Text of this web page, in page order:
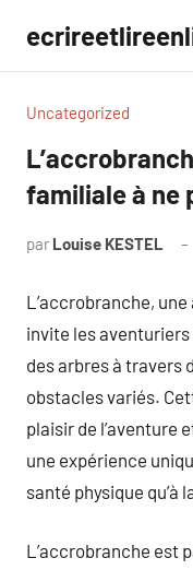
contenu
Uncategorized
familiale à ne
par Louise KESTEL
L’accrobranche,
invite les
des arbres à travers
obstacles variés.
plaisir de l’aventure
une expérience
santé physique qu’à
L’accrobranche est